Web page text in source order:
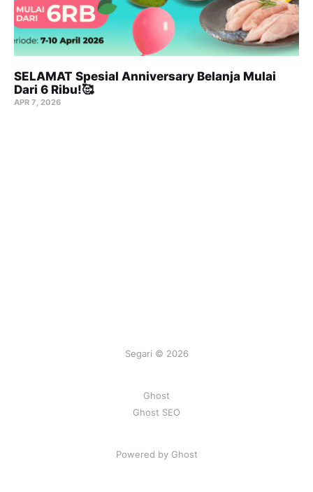
SELAMAT Spesial Anniversary Belanja Mulai
Dari 6 Ribu!🥰
APR 7, 2026
Segari © 2026
Ghost
Ghost SEO
Powered by Ghost